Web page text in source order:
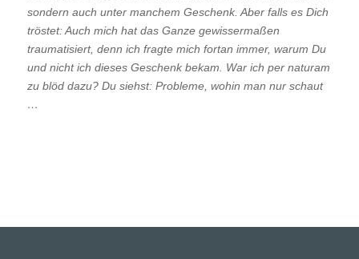
sondern auch unter manchem Geschenk. Aber falls es Dich
tröstet: Auch mich hat das Ganze gewissermaßen
traumatisiert, denn ich fragte mich fortan immer, warum Du
und nicht ich dieses Geschenk bekam. War ich per naturam
zu blöd dazu? Du siehst: Probleme, wohin man nur schaut
…